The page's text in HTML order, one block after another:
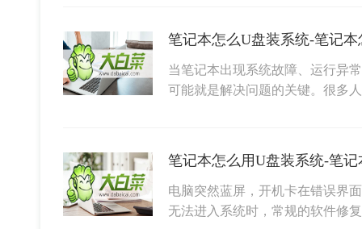
笔记本怎么U盘装系统-笔记
当笔记本出现系统故障、运行异
可能就是解决问题的关键。很多
笔记本怎么用U盘装系统-笔
电脑突然蓝屏，开机卡在错误界
无法进入系统时，常规的软件修